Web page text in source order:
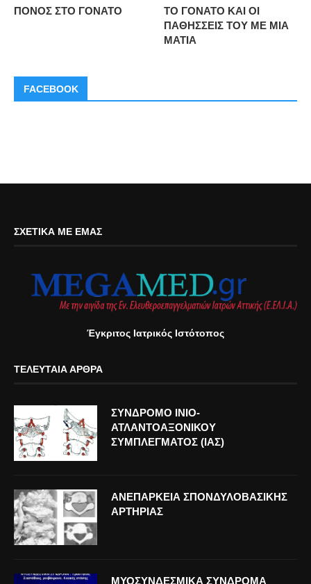
ΠΟΝΟΣ ΣΤΟ ΓΟΝΑΤΟ
ΤΟ ΓΟΝΑΤΟ ΚΑΙ ΟΙ
ΠΑΘΗΣΣΕΙΣ ΤΟΥ ΜΕ ΜΙΑ
ΜΑΤΙΑ
FACEBOOK
ΣΧΕΤΙΚΆ ΜΕ ΕΜΆΣ
Έγκριτος Ιατρικός Ιστότοπος
ΤΕΛΕΥΤΑΊΑ ΆΡΘΡΑ
ΣΥΝΔΡΟΜΟ ΙΝΙΟ-
ΑΤΛΑΝΤΟΑΞΟΝΙΚΟΥ
ΣΥΜΠΛΕΓΜΑΤΟΣ (ΙΑΣ)
ΑΝΕΠΑΡΚΕΙΑ ΣΠΟΝΔΥΛΟΒΑΣΙΚΗΣ
ΑΡΤΗΡΙΑΣ
ΜΥΟΣΥΝΔΕΣΜΙΚΑ ΣΥΝΔΡΟΜΑ